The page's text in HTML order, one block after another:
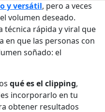
y versátil, pero a veces
volumen deseado.
técnica rápida y viral que
en que las personas con
soñado: el
qué es el clipping,
incorporarlo en tu
obtener resultados